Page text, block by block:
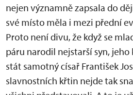
nejen významně zapsala do
své místo měla i mezi přední
Proto není divu, že když se
páru narodil nejstarší syn,
stát samotný císař František
slavnostních křtin nejde tak